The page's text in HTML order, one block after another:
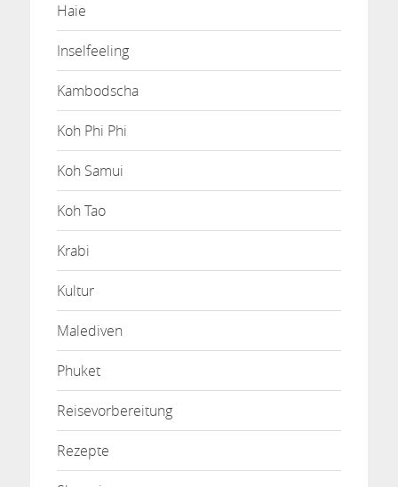
Haie
Inselfeeling
Kambodscha
Koh Phi Phi
Koh Samui
Koh Tao
Krabi
Kultur
Malediven
Phuket
Reisevorbereitung
Rezepte